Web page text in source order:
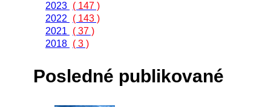
2023 ( 147 )
2022
( 143 )
2021
( 37 )
2018 ( 3 )
Posledné publikované